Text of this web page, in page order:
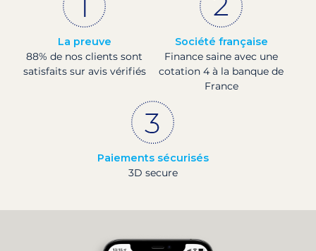
La preuve
88% de nos clients sont
satisfaits sur avis vérifiés
Société française
Finance saine avec une
cotation 4 à la banque de
France
Paiements sécurisés
3D secure